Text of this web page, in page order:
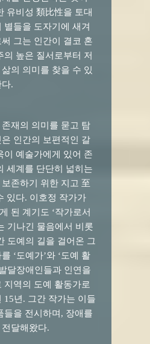
유비성 類比性을 토대
별들을 도자기에 새겨
그는 인간이 결코 혼
의 높은 질서로부터 저
의 의미를 찾을 수 있
.
재의 의미를 묻고 탐
인간의 보편적인 갈
이 예술가에게 있어 존
세계를 단단히 넓히는
존하기 위한 지고 至
있다. 이호정 작가가
된 계기도 ‘작가로서
기나긴 물음에서 비롯
도예의 길을 걸어온 그
‘도예가’와 ‘도예 활
달장애인들과 인연을
지역의 도예 활동가로
15년. 그간 작가는 이들
들을 전시하며, 장애를
달해왔다.